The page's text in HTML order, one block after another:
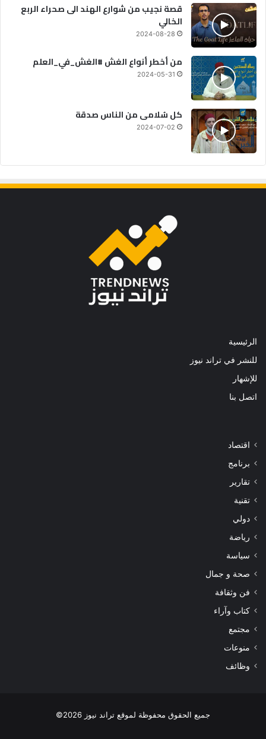
قصة نجيب من شوارع الهند الى صحراء الربع
الخالي
2024-08-28
من أخطر أنواع الغش #الغش_في_العلم
2024-05-31
كل سُلامى من الناس صدقة
2024-07-02
الرئيسية
للنشر في تراند نيوز
للإشهار
اتصل بنا
اقتصاد
برنامج
تقارير
تقنية
دولي
رياضة
سياسة
صحة و جمال
فن وثقافة
كتاب وآراء
مجتمع
منوعات
وظائف
جميع الحقوق محفوظة لموقع تراند نيوز 2026©